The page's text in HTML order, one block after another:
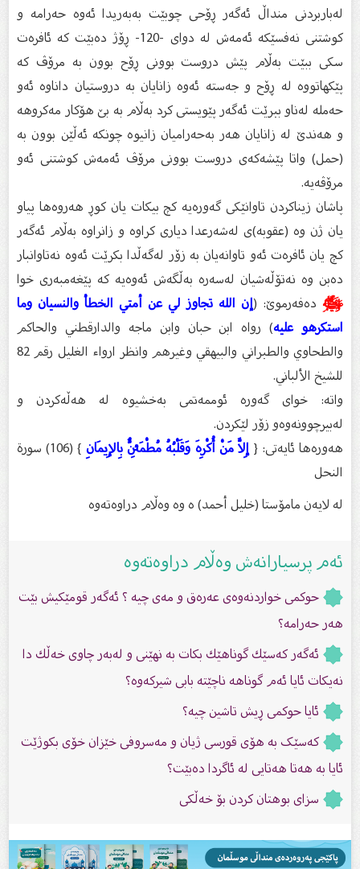
لەباربردنى منداڵ ئەگەر ڕۆحى چوبێت بەبەریدا ئەوە حەرامە و
كوشتنى نەفسێكە ئەمەش لە دواى -120- ڕۆژ دەبێت كە ئافرەت
سكى ببێت بەڵام پێش دروست بوونى ڕۆح بوون بە مرۆڤ كە
پێكهاتووە لە ڕۆح و جەستە ئەوە زانایان بە دروستیان داناوە ئەو
حەملە لەناو ببرێت ئەگەر پێویستى كرد بەڵام بە بێ هۆكار مەكروهە
و هەندێ لە زانایان هەر بەحەرامیان زانیوە چونكە ئەڵێن بوون بە
(حمل) واتا پێشەكەى دروست بوونى مرۆڤ ئەمەش كوشتنى ئەو
مرۆڤەیە.
پاشان زیناكردن تاوانێكى گەورەیە كچ بیكات یان كوڕ هەروەها پیاو
یان ژن وە (عقوبە)ى لەشەرعدا دیارى كراوە و زانراوە بەڵام ئەگەر
كچ یان ئافرەت ئەو تاوانەیان بە زۆر لەگەڵدا بكرێت ئەوە نەتاوانبار
دەبن وە نەتۆڵەشیان لەسەرە بەڵگەش ئەوەیە كە پێغەمبەرى خوا
ﷺدەفەرموێ: (إن الله تجاوز لي عن أمتي الخطأ والنسيان وما
استكرهو عليه) رواه ابن حبان وابن ماجه والدارقطني والحاكم
والطحاوي والطبراني والبيهقي وغيرهم وانظر ارواء الغليل رقم 82
للشيخ الألباني.
واتە: خواى گەورە ئوممەتمى بەخشیوە لە هەڵەكردن و
لەبیرچوونەوەو زۆر لێكردن.
هەورەها ئایەتى: {إِلاَّ مَنْ أُكْرِهَ وَقَلْبُهُ مُطْمَئِنٌّ بِالإِيمَانِ
} (106) سورة
النحل
لە لایەن مامۆستا (خلیل أحمد) ە وە وەڵام دراوەتەوە
ئەم پرسیارانەش وەڵام دراوەتەوە
حوکمى خواردنەوەی عەرەق و مەی چیە ؟ ئەگەر قومێکیش بێت
هەر حەرامە؟
ئه‌گه‌ر كه‌سێك گوناهێك بكات به‌ نهێنى و له‌به‌ر چاوى خه‌ڵك دا
نه‌یكات ئايا‌ ئه‌م گوناهه‌ ناچێته‌ بابى شیركه‌وه‌؟
ئایا حوكمی ڕیش تاشین چیە؟
کەسێک بە هۆى قورسی ژیان و مەسروفى خێزان خۆى بکوژێت
ئایا بە هەتا هەتایی لە ئاگردا دەبێت؟
سزاى بوهتان کردن بۆ خەڵکی